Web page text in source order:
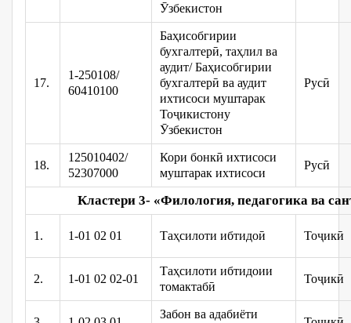
Ӯзбекистон
17.
1-250108/
60410100
Баҳисобгирии
бухгалтерӣ, таҳлил ва
аудит/ Баҳисобгирии
бухгалтерӣ ва аудит
ихтисоси муштарак
Тоҷикистону
Ӯзбекистон
Русӣ
18.
125010402/
52307000
Кори бонкӣ ихтисоси
муштарак ихтисоси
Русӣ
Кластери 3- «Филология, педагогика ва
1. 1-01 02 01 Таҳсилоти ибтидоӣ Тоҷикӣ
2. 1-01 02 02-01
Таҳсилоти ибтидоии
томактабӣ
Тоҷикӣ
Забон ва адабиёти